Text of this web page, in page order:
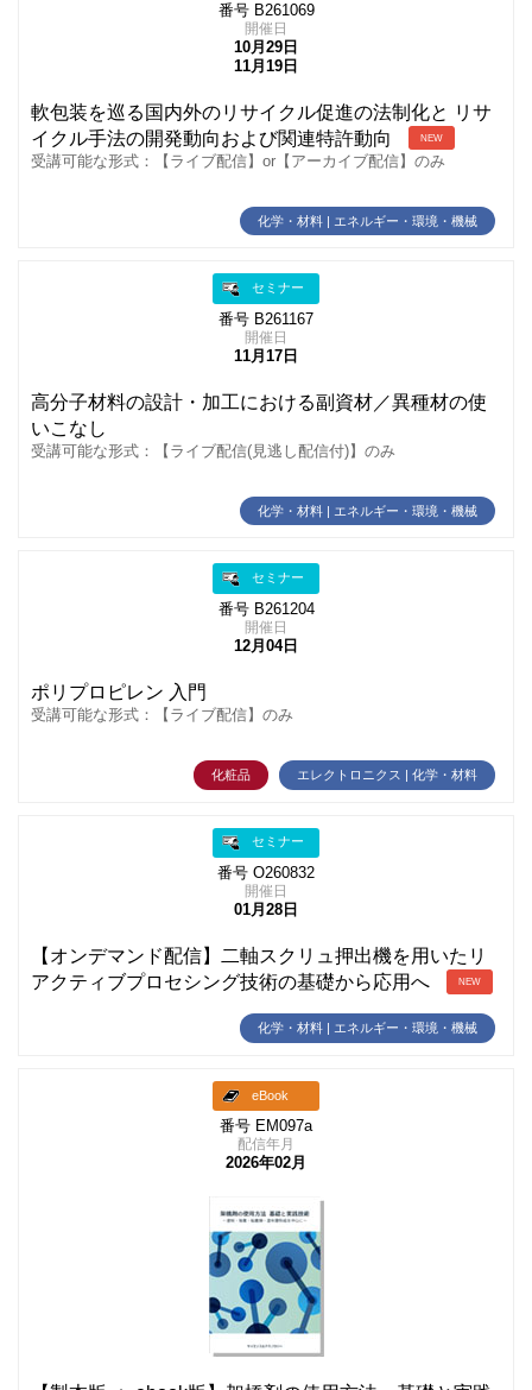
番号 B261069
開催日
10月29日
11月19日
軟包装を巡る国内外のリサイクル促進の法制化と リサ
イクル手法の開発動向および関連特許動向
NEW
受講可能な形式：【ライブ配信】or【アーカイブ配信】のみ
化学・材料 | エネルギー・環境・機械
セミナー
番号 B261167
開催日
11月17日
高分子材料の設計・加工における副資材／異種材の使
いこなし
受講可能な形式：【ライブ配信(見逃し配信付)】のみ
化学・材料 | エネルギー・環境・機械
セミナー
番号 B261204
開催日
12月04日
ポリプロピレン 入門
受講可能な形式：【ライブ配信】のみ
化粧品 エレクトロニクス | 化学・材料
セミナー
番号 O260832
開催日
01月28日
【オンデマンド配信】二軸スクリュ押出機を用いたリ
アクティブプロセシング技術の基礎から応用へ
NEW
化学・材料 | エネルギー・環境・機械
eBook
番号 EM097a
配信年月
2026年02月